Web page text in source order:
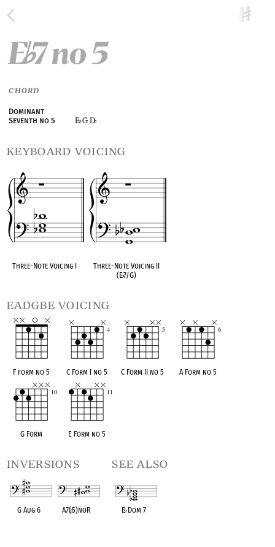
E♭7 no 5
CHORD
Dominant
Seventh no 5
E♭G D♭
keyboard voicing
Three-Note Voicing I
Three-Note Voicing II
(E♭7/G)
eadgbe voicing
F form no 5 C Form I no 5 C Form II no 5 A Form no 5
G Form E Form no 5
inversions
G Aug 6 A7(♭5)noR
see also
E♭Dom 7